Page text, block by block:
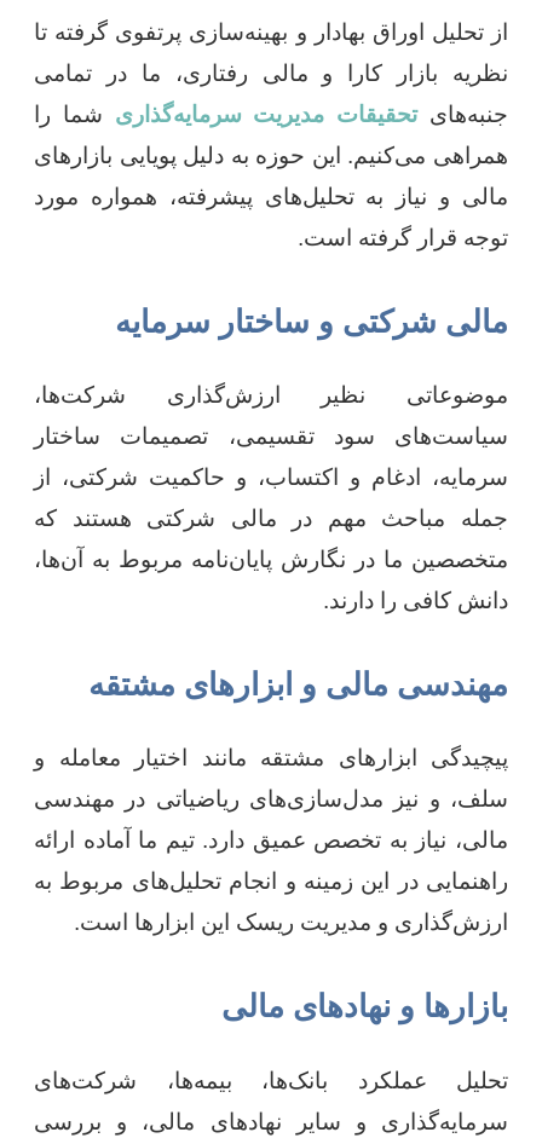
از تحلیل اوراق بهادار و بهینه‌سازی پرتفوی گرفته تا
نظریه بازار کارا و مالی رفتاری، ما در تمامی
جنبه‌هایتحقیقات مدیریت سرمایه‌گذاری شما را
همراهی می‌کنیم. این حوزه به دلیل پویایی بازارهای
مالی و نیاز به تحلیل‌های پیشرفته، همواره مورد
توجه قرار گرفته است.
مالی شرکتی و ساختار سرمایه
موضوعاتی نظیر ارزش‌گذاری شرکت‌ها،
سیاست‌های سود تقسیمی، تصمیمات ساختار
سرمایه، ادغام و اکتساب، و حاکمیت شرکتی، از
جمله مباحث مهم در مالی شرکتی هستند که
متخصصین ما در نگارش پایان‌نامه مربوط به آن‌ها،
دانش کافی را دارند.
مهندسی مالی و ابزارهای مشتقه
پیچیدگی ابزارهای مشتقه مانند اختیار معامله و
سلف، و نیز مدل‌سازی‌های ریاضیاتی در مهندسی
مالی، نیاز به تخصص عمیق دارد. تیم ما آماده ارائه
راهنمایی در این زمینه و انجام تحلیل‌های مربوط به
ارزش‌گذاری و مدیریت ریسک این ابزارها است.
بازارها و نهادهای مالی
تحلیل عملکرد بانک‌ها، بیمه‌ها، شرکت‌های
سرمایه‌گذاری و سایر نهادهای مالی، و بررسی